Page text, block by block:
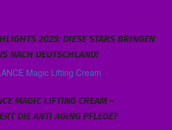
2025: DIESE STARS BRINGEN
NACH DEUTSCHLAND!
MAGIC LIFTING CREAM –
DIE ANTI AGING PFLEGE?